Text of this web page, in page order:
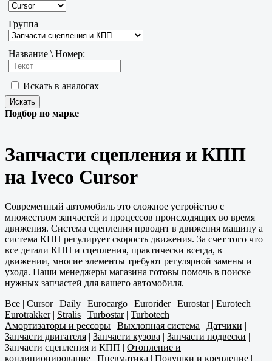
Группа
Название \ Номер:
Искать в аналогах
Подбор по марке
Запчасти сцепления и КПП
на Iveco Cursor
Современный автомобиль это сложное устройство с
множеством запчастей и процессов происходящих во время
движения. Система сцепления прводит в движения машину а
система КПП регулирует скорость движения. За счет того что
все детали КПП и сцепления, практически всегда, в
движении, многие элементы требуют регулярной замены и
ухода. Наши менеджеры магазина готовы помочь в поиске
нужных запчастей для вашего автомобиля.
Все | Cursor| Daily | Eurocargo | Eurorider| Eurostar| Eurotech |
Eurotrakker| Stralis | Turbostar| Turbotech
Амортизаторы и рессоры | Выхлопная система | Датчики |
Запчасти двигателя | Запчасти кузова | Запчасти подвески |
Запчасти сцепления и КПП | Отопление и
кондиционирование | Пневматика | Подушки и крепление |